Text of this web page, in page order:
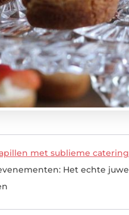
met sublieme
Het echte